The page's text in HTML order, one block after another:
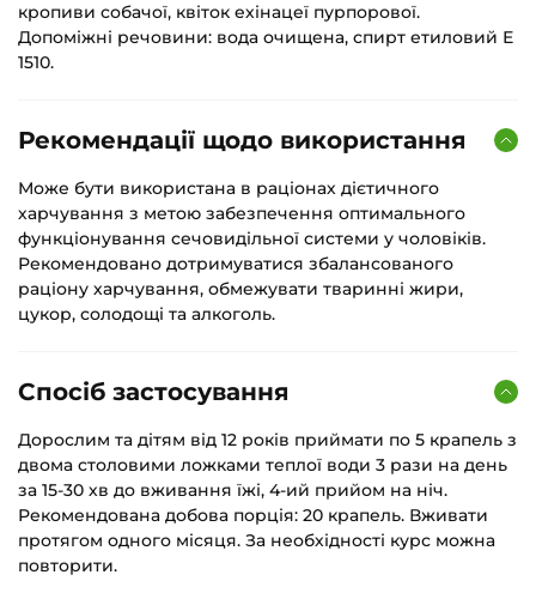
кропиви собачої, квіток ехінацеї пурпорової.
Допоміжні речовини: вода очищена, спирт етиловий Е
1510.
Рекомендації щодо використання
Може бути використана в раціонах дієтичного
харчування з метою забезпечення оптимального
функціонування сечовидільної системи у чоловіків.
Рекомендовано дотримуватися збалансованого
раціону харчування, обмежувати тваринні жири,
цукор, солодощі та алкоголь.
Спосіб застосування
Дорослим та дітям від 12 років приймати по 5 крапель з
двома столовими ложками теплої води 3 рази на день
за 15-30 хв до вживання їжі, 4-ий прийом на ніч.
Рекомендована добова порція: 20 крапель. Вживати
протягом одного місяця. За необхідності курс можна
повторити.